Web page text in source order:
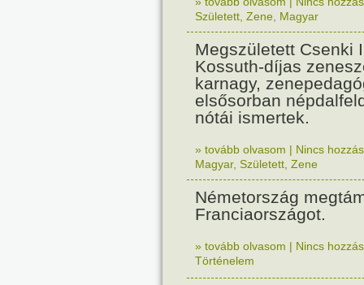
Született Zene Magyar
Megszületett Csenki
Kossuth-díjas
karnagy,
elsősorban
nótái ismertek.
» tovább olvasom | Nincs
Magyar, Született Zene
Németország
Franciaországot.
» tovább olvasom | Nincs
Történelem